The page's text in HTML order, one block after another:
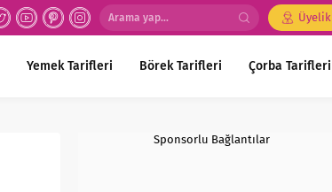
Üyelik
Yemek Tarifleri Börek Tarifleri Çorba Tarifleri
Sponsorlu Bağlantılar